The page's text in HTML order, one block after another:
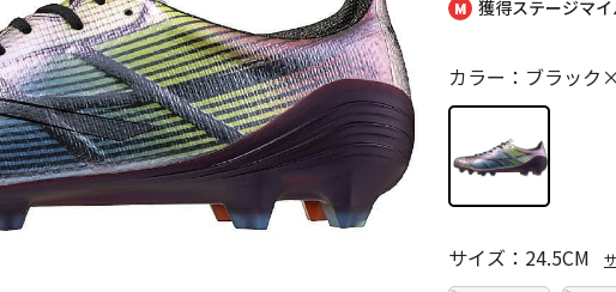
獲得ステージマ
カラー：ブラック
サイズ：24.5CM